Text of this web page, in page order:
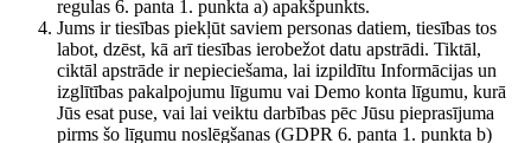
regulas 6. panta 1. punkta a) apakšpunkts.
Jums ir tiesības piekļūt saviem personas datiem, tiesības tos
labot, dzēst, kā arī tiesības ierobežot datu apstrādi. Tiktāl,
ciktāl apstrāde ir nepieciešama, lai izpildītu Informācijas un
izglītības pakalpojumu līgumu vai Demo konta līgumu, kurā
Jūs esat puse, vai lai veiktu darbības pēc Jūsu pieprasījuma
pirms šo līgumu noslēgšanas (GDPR 6. panta 1. punkta b)